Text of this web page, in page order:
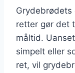
Grydebrødets
retter gør det
måltid.
simpelt eller
ret, vil